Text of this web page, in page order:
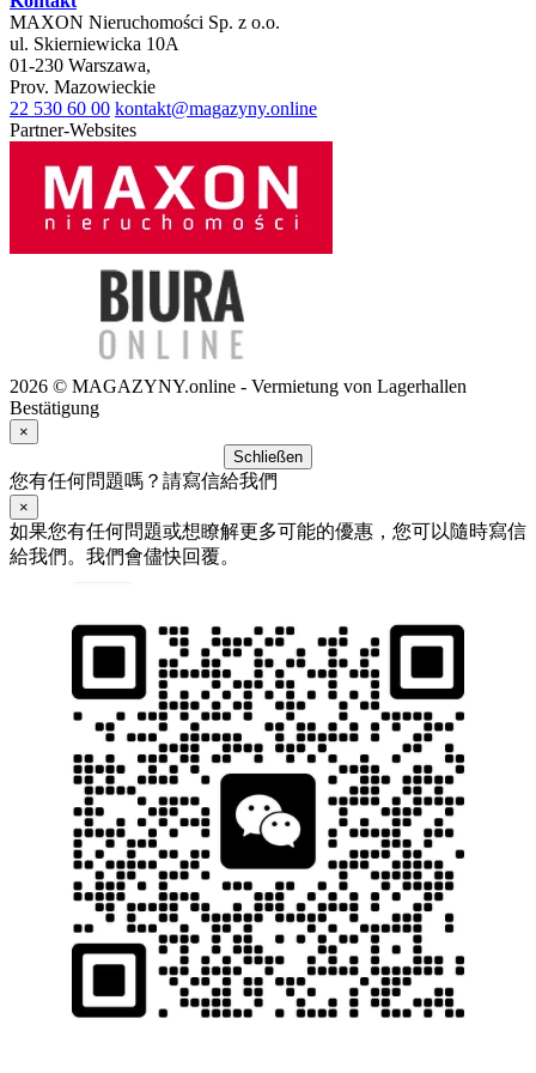
MAXON Nieruchomości Sp. z o.o.
ul. Skierniewicka 10A
01-230 Warszawa,
Prov. Mazowieckie
22 530 60 00 kontakt@magazyny.online
Partner-Websites
2026 © MAGAZYNY.online - Vermietung von Lagerhallen
Bestätigung
×
Schließen
您有任何問題嗎？請寫信給我們
×
如果您有任何問題或想瞭解更多可能的優惠，您可以隨時寫信
給我們。我們會儘快回覆。